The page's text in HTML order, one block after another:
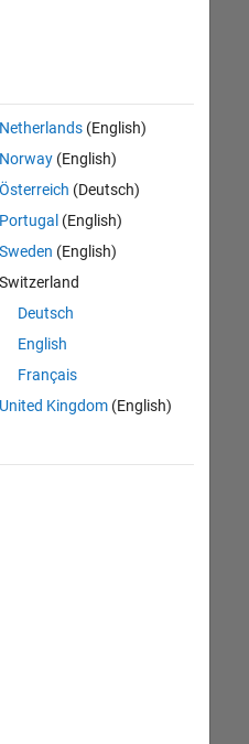
Netherlands(English)
Norway(English)
Österreich (Deutsch)
Portugal (English)
Sweden (English)
Switzerland
Deutsch
English
Français
United Kingdom(English)